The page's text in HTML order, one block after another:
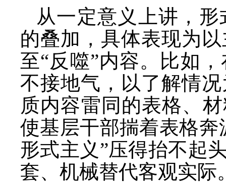
从一定意义上讲，
的叠加，具体表现为
至“反噬”内容。比如
不接地气，以了解情
质内容雷同的表格、
使基层干部揣着表格
形式主义”压得抬不起
套、机械替代客观实际